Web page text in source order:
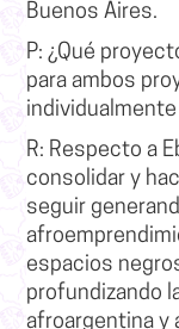
Buenos Aires.
P: ¿Qué
para ambos
R: Respecto a
consolidar y
seguir
espacios
profundizando
afroargentina y